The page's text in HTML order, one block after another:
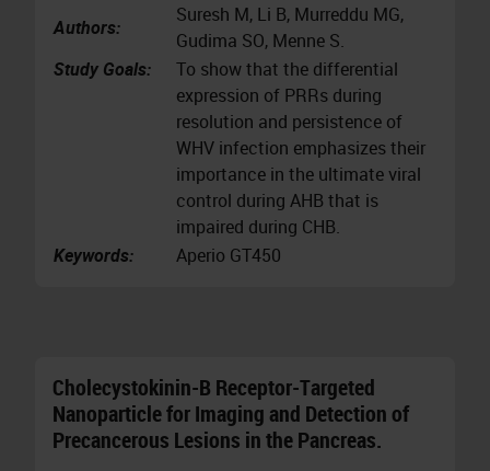
Authors:
Suresh M, Li B, Murreddu MG,
Gudima SO, Menne S.
Study Goals:
To show that the differential
expression of PRRs during
resolution and persistence of
WHV infection emphasizes their
importance in the ultimate viral
control during AHB that is
impaired during CHB.
Keywords:
Aperio GT450
Cholecystokinin-B Receptor-Targeted
Nanoparticle for Imaging and Detection of
Precancerous Lesions in the Pancreas.